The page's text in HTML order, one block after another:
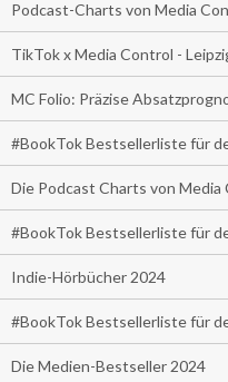
Podcast-Charts von Media
TikTok x Media Control -
MC Folio: Präzise
#BookTok Bestsellerliste für
Die Podcast Charts von Media
#BookTok Bestsellerliste für
Indie-Hörbücher 2024
#BookTok Bestsellerliste für
Die Medien-Bestseller 2024